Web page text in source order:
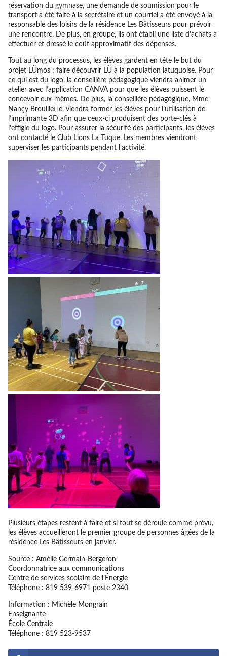
réservation du gymnase, une demande de soumission pour le
transport a été faite à la secrétaire et un courriel a été envoyé à la
responsable des loisirs de la résidence Les Bâtisseurs pour prévoir
une rencontre. De plus, en groupe, ils ont établi une liste d’achats à
effectuer et dressé le coût approximatif des dépenses.
Tout au long du processus, les élèves gardent en tête le but du
projet LÜmos : faire découvrir LÜ à la population latuquoise. Pour
ce qui est du logo, la conseillère pédagogique viendra animer un
atelier avec l’application CANVA pour que les élèves puissent le
concevoir eux-mêmes. De plus, la conseillère pédagogique, Mme
Nançy Brouillette, viendra former les élèves pour l’utilisation de
l’imprimante 3D afin que ceux-ci produisent des porte-clés à
l’effigie du logo. Pour assurer la sécurité des participants, les élèves
ont contacté le Club Lions La Tuque. Les membres viendront
superviser les participants pendant l’activité.
Plusieurs étapes restent à faire et si tout se déroule comme prévu,
les élèves accueilleront le premier groupe de personnes âgées de la
résidence Les Bâtisseurs en janvier.
Source : Amélie Germain-Bergeron
Coordonnatrice aux communications
Centre de services scolaire de l’Énergie
Téléphone : 819 539-6971 poste 2340
Information : Michèle Mongrain
Enseignante
École Centrale
Téléphone : 819 523-9537